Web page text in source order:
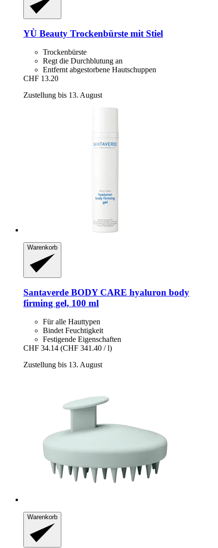
YÙ Beauty Trockenbürste mit Stiel
Trockenbürste
Regt die Durchblutung an
Entfernt abgestorbene Hautschuppen
CHF 13.20
Zustellung bis 13. August
Warenkorb
Santaverde BODY CARE hyaluron body
firming gel, 100 ml
Für alle Hauttypen
Bindet Feuchtigkeit
Festigende Eigenschaften
CHF 34.14 (CHF 341.40 / l)
Zustellung bis 13. August
Warenkorb